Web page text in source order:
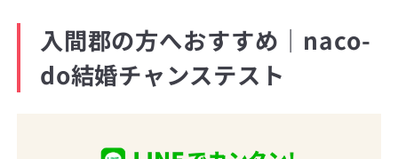
入間郡の方へおすすめ｜naco-
do結婚チャンステスト